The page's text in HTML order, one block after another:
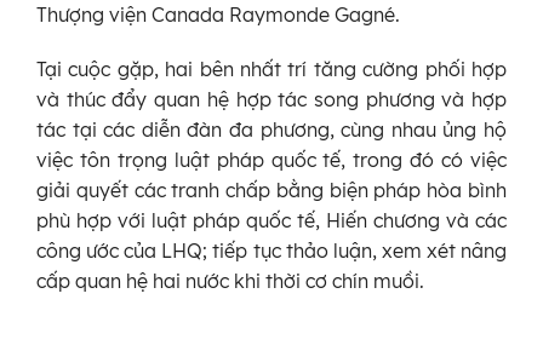
Thượng viện Canada Raymonde Gagné.
Tại cuộc gặp, hai bên nhất trí tăng cường phối hợp
và thúc đẩy quan hệ hợp tác song phương và hợp
tác tại các diễn đàn đa phương, cùng nhau ủng hộ
việc tôn trọng luật pháp quốc tế, trong đó có việc
giải quyết các tranh chấp bằng biện pháp hòa bình
phù hợp với luật pháp quốc tế, Hiến chương và các
công ước của LHQ; tiếp tục thảo luận, xem xét nâng
cấp quan hệ hai nước khi thời cơ chín muồi.